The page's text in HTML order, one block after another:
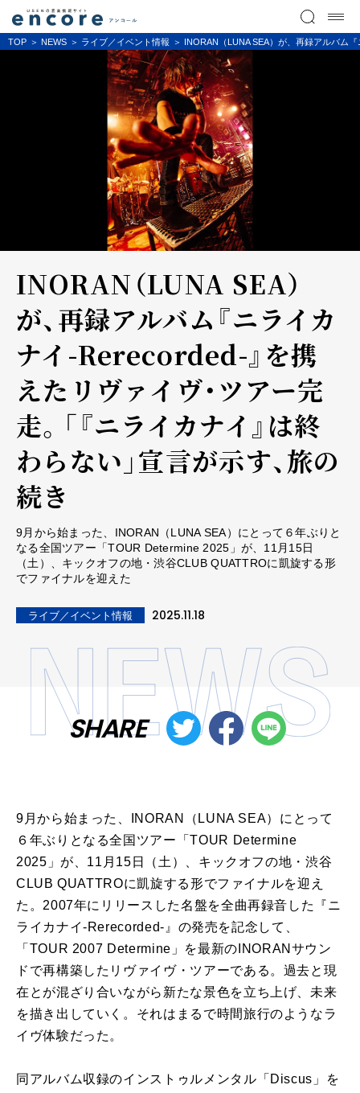
TOP NEWS ライブ／イベント情報 INORAN（LUNA SEA）が、再録アルバム
INORAN（LUNA SEA）
が、再録アルバム『ニライカ
ナイ-Rerecorded-』を携
えたリヴァイヴ・ツアー完
走。「『ニライカナイ』は終
わらない」宣言が示す、旅の
続き
9月から始まった、INORAN（LUNA SEA）にとって６年ぶりと
なる全国ツアー「TOUR Determine 2025」が、11月15日
（土）、キックオフの地・渋谷CLUB QUATTROに凱旋する形
でファイナルを迎えた
ライブ／イベント情報 2025.11.18
SHARE
9月から始まった、INORAN（LUNA SEA）にとって
６年ぶりとなる全国ツアー「TOUR Determine
2025」が、11月15日（土）、キックオフの地・渋谷
CLUB QUATTROに凱旋する形でファイナルを迎え
た。2007年にリリースした名盤を全曲再録音した『ニ
ライカナイ-Rerecorded-』の発売を記念して、
「TOUR 2007 Determine」を最新のINORANサウン
ドで再構築したリヴァイヴ・ツアーである。過去と現
在とが混ざり合いながら新たな景色を立ち上げ、未来
を描き出していく。それはまるで時間旅行のようなラ
イヴ体験だった。
同アルバム収録のインストゥルメンタル「Discus」を